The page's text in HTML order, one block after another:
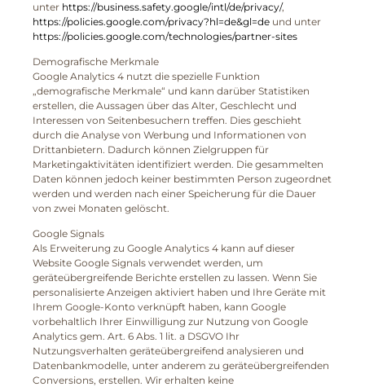
unter https://business.safety.google/intl/de/privacy/,
https://policies.google.com/privacy?hl=de&gl=de und unter
https://policies.google.com/technologies/partner-sites
Demografische Merkmale
Google Analytics 4 nutzt die spezielle Funktion
„demografische Merkmale“ und kann darüber Statistiken
erstellen, die Aussagen über das Alter, Geschlecht und
Interessen von Seitenbesuchern treffen. Dies geschieht
durch die Analyse von Werbung und Informationen von
Drittanbietern. Dadurch können Zielgruppen für
Marketingaktivitäten identifiziert werden. Die gesammelten
Daten können jedoch keiner bestimmten Person zugeordnet
werden und werden nach einer Speicherung für die Dauer
von zwei Monaten gelöscht.
Google Signals
Als Erweiterung zu Google Analytics 4 kann auf dieser
Website Google Signals verwendet werden, um
geräteübergreifende Berichte erstellen zu lassen. Wenn Sie
personalisierte Anzeigen aktiviert haben und Ihre Geräte mit
Ihrem Google-Konto verknüpft haben, kann Google
vorbehaltlich Ihrer Einwilligung zur Nutzung von Google
Analytics gem. Art. 6 Abs. 1 lit. a DSGVO Ihr
Nutzungsverhalten geräteübergreifend analysieren und
Datenbankmodelle, unter anderem zu geräteübergreifenden
Conversions, erstellen. Wir erhalten keine